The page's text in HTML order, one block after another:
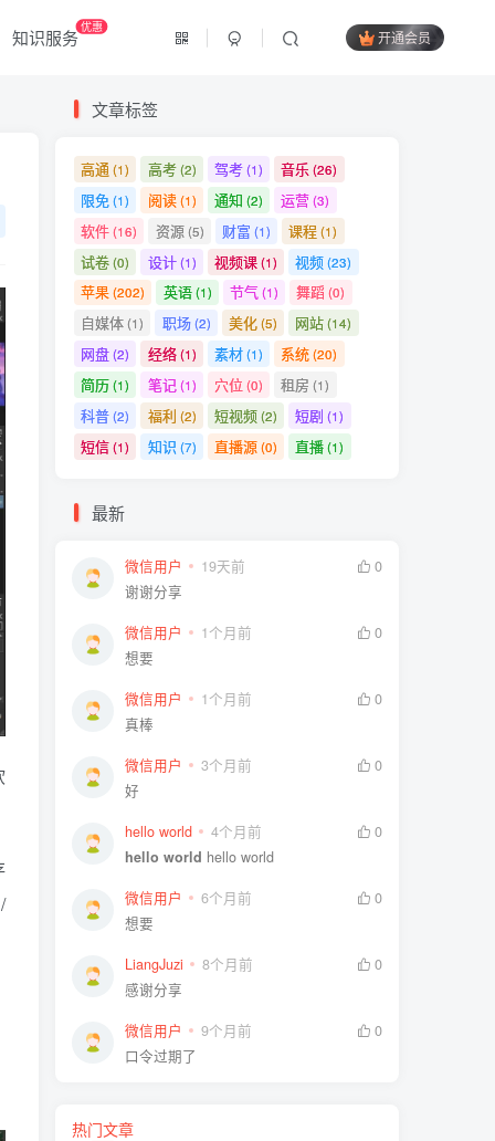
知识服务优惠
开通会员
文章标签
高通 (1) 高考(2) 驾考(1) 音乐 (26)
限免(1) 阅读(1) 通知 (2) 运营(3)
软件(16) 资源(5) 财富 (1) 课程(1)
试卷(0) 设计(1) 视频课(1) 视频(23)
苹果(202) 英语(1) 节气(1) 舞蹈 (0)
自媒体(1) 职场(2) 美化(5) 网站(14)
网盘(2) 经络(1) 素材(1) 系统(20)
简历(1) 笔记 (1) 穴位 (0) 租房 (1)
科普(2) 福利 (2) 短视频(2) 短剧 (1)
短信(1) 知识 (7) 直播源(0) 直播(1)
最新
微信用户 19天前
0
谢谢分享
微信用户 1个月前
0
想要
微信用户 1个月前
0
真棒
微信用户 3个月前
0
好
hello world 4个月前
0
hello world hello world
微信用户 6个月前
0
想要
LiangJuzi 8个月前
0
感谢分享
微信用户 9个月前
0
口令过期了
热门文章